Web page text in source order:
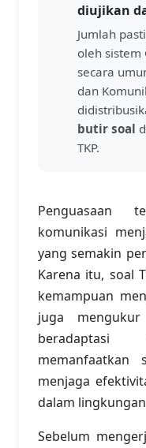
diujikan
Jumlah
oleh sistem
secara
dan
butir soal
TKP.
Penguasaan
komunikasi
yang semakin
Karena itu, soal
kemampuan
juga
beradaptasi
memanfaatkan
menjaga
dalam
Sebelum